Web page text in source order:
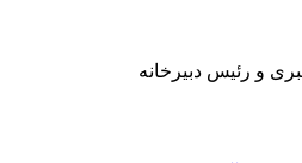
و رئیس دبیرخانه